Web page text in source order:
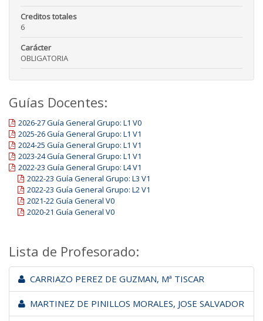
Creditos totales
6
Carácter
OBLIGATORIA
Guías Docentes:
2026-27 Guía General Grupo: L1 V0
2025-26 Guía General Grupo: L1 V1
2024-25 Guía General Grupo: L1 V1
2023-24 Guía General Grupo: L1 V1
2022-23 Guía General Grupo: L4 V1
2022-23 Guía General Grupo: L3 V1
2022-23 Guía General Grupo: L2 V1
2021-22 Guía General V0
2020-21 Guía General V0
Lista de Profesorado:
CARRIAZO PEREZ DE GUZMAN, Mª TISCAR
MARTINEZ DE PINILLOS MORALES, JOSE SALVADOR